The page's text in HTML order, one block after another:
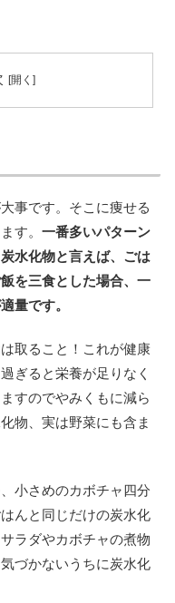
事です。そこに痩せる
す。 一番多いパターン
水化物と言えば、ごは
を三食とした場合、一
量です。
取ること！これが健康
ぎると栄養が足りなく
すのでやみくもに減ら
物、実は野菜にも含ま
小さめのカボチャ四分
んと同じだけの炭水化
ラダやカボチャの煮物
づかないうちに炭水化